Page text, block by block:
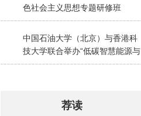
色社会主义思想专题研修班
2026-07-28
中国石油大学（北京）与香港科
技大学联合举办“低碳智慧能源与
绿色碳循环”京港夏令营
荐读